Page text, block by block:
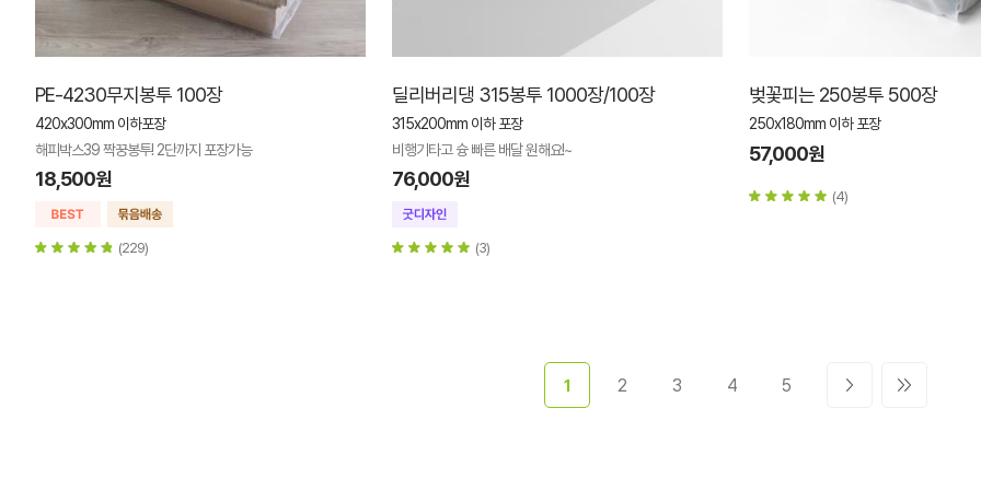
PE-4230무지봉투 100장
420x300mm 이하포장
해피박스39 짝꿍봉투! 2단까지 포장가능
18,500원
(229)
딜리버리댕 315봉투 1000장/100장
315x200mm 이하 포장
비행기타고 슝 빠른 배달 원해요!~
76,000원
(3)
벚꽃피는 250봉투 500장
250x180mm 이하 포장
57,000원
(4)
1 2 3 4 5